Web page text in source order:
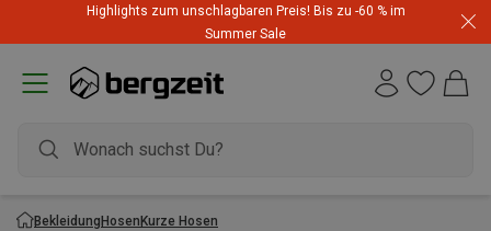
Highlights zum unschlagbaren Preis! Bis zu -60 % im
Summer Sale
BekleidungHosenKurze Hosen